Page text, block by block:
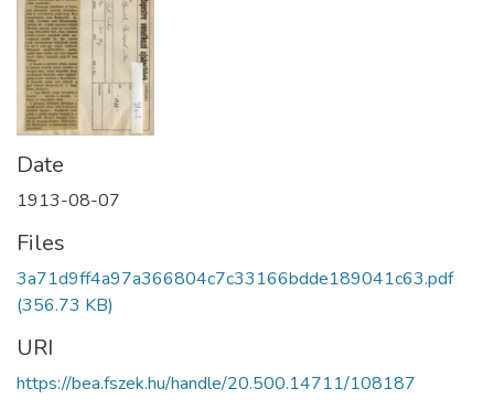
Date
1913-08-07
Files
3a71d9ff4a97a366804c7c33166bdde189041c63.pdf
(356.73 KB)
URI
https://bea.fszek.hu/handle/20.500.14711/108187